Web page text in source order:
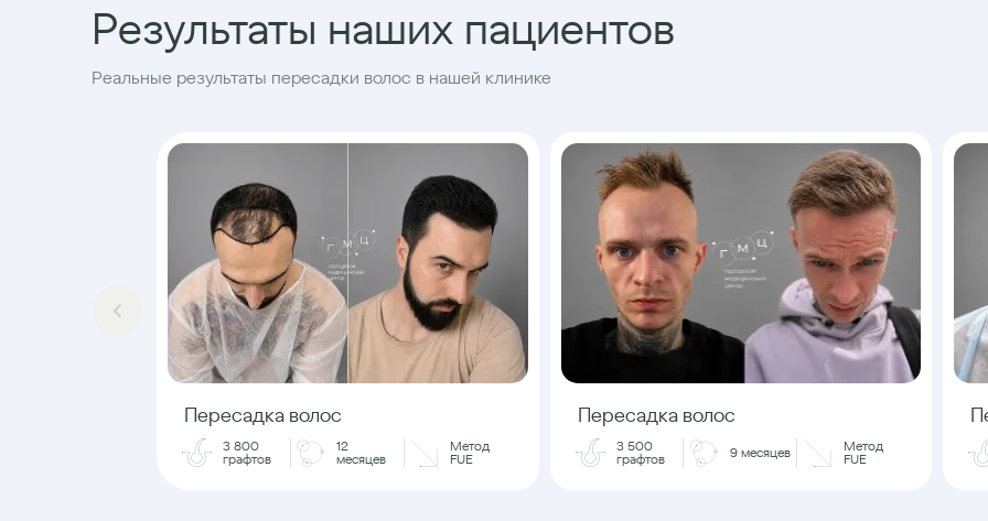
Результаты наших пациентов
Реальные результаты пересадки волос в нашей клинике
Пересадка волос
3 800
графтов
12
месяцев
Метод
FUE
Пересадка волос
3 500
графтов
9 месяцев
Метод
FUE